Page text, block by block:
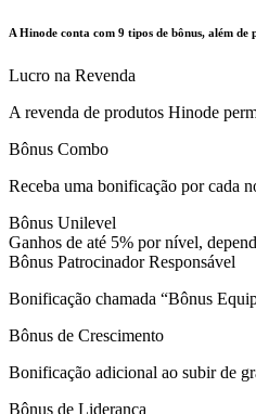
A Hinode conta com 9 tipos de bônus, além de
Lucro na Revenda
A revenda de produtos Hinode
Bônus Combo
Receba uma bonificação por cada
Bônus Unilevel
Ganhos de até 5% por nível,
Bônus Patrocinador Responsável
Bonificação chamada “Bônus
Bônus de Crescimento
Bonificação adicional ao subir de
Bônus de Liderança